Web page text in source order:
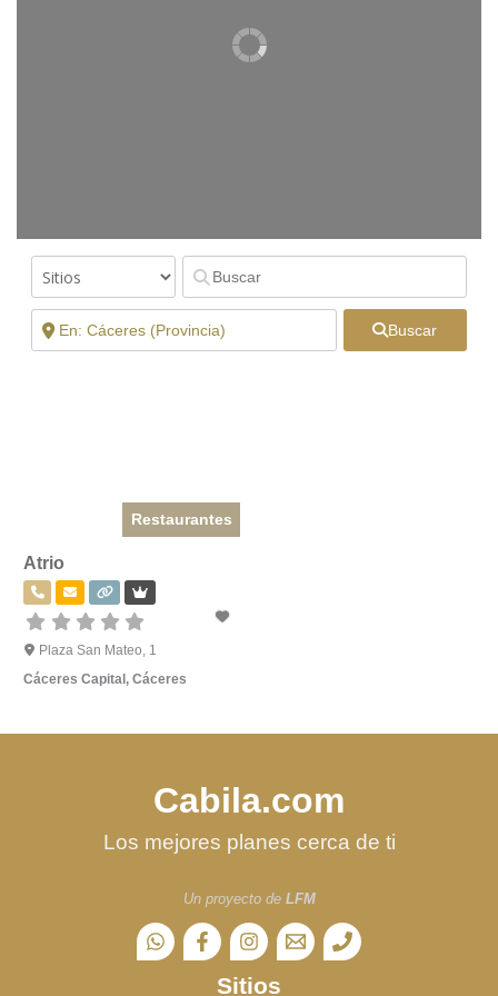
Buscar
Restaurantes
Atrio
Plaza San Mateo, 1
Cáceres Capital, Cáceres
Cabila.com
Los mejores planes cerca de ti
Un proyecto de LFM
Sitios